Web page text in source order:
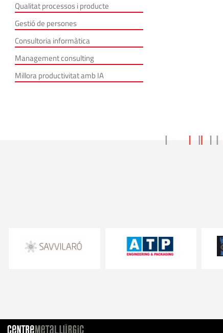
Qualitat processos i producte
Gestió de persones
Consultoria informàtica
Management consulting
Millora productivitat amb IA